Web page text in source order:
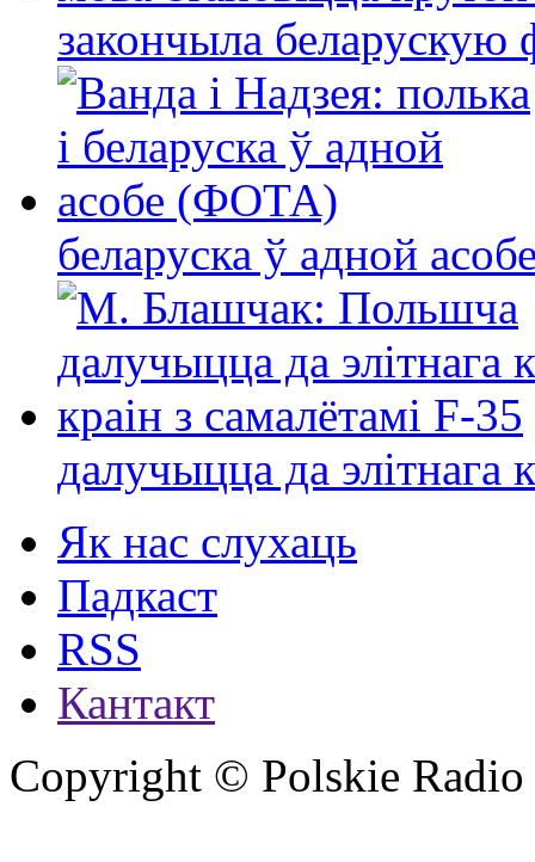
закончыла беларускую
беларуска ў адной
далучыцца да элітнага
Як нас слухаць
Падкаст
RSS
Кантакт
Copyright © Polskie